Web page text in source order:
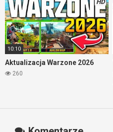
HD
10:10
Aktualizacja Warzone 2026
260